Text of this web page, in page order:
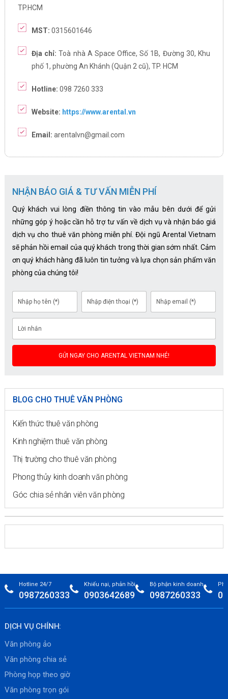
TP.HCM
MST: 0315601646
Địa chỉ: Toà nhà A Space Office, Số 1B, Đường 30, Khu
phố 1, phường An Khánh (Quận 2 cũ), TP. HCM
Hotline: 098 7260 333
Website: https://www.arental.vn
Email: arentalvn@gmail.com
NHẬN BÁO GIÁ & TƯ VẤN MIỄN PHÍ
Quý khách vui lòng điền thông tin vào mẫu bên dưới để gửi
những góp ý hoặc cần hỗ trợ tư vấn về dịch vụ và nhận báo giá
dịch vụ cho thuê văn phòng miễn phí. Đội ngũ Arental Vietnam
sẽ phản hồi email của quý khách trong thời gian sớm nhất. Cảm
ơn quý khách hàng đã luôn tin tưởng và lựa chọn sản phẩm văn
phòng của chúng tôi!
BLOG CHO THUÊ VĂN PHÒNG
Kiến thức thuê văn phòng
Kinh nghiệm thuê văn phòng
Thị trường cho thuê văn phòng
Phong thủy kinh doanh văn phòng
Góc chia sẻ nhân viên văn phòng
Hotline 24/7
0987260333
Khiếu nại, phản hồi
0903642689
Bộ phận kinh doanh
0987260333
DỊCH VỤ CHÍNH:
Văn phòng ảo
Văn phòng chia sẻ
Phòng họp theo giờ
Văn phòng trọn gói